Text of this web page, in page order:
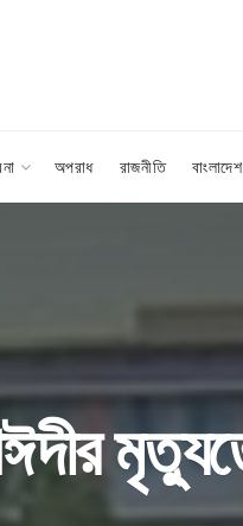
অপরাধ রাজনীতি বাংলাদেশ